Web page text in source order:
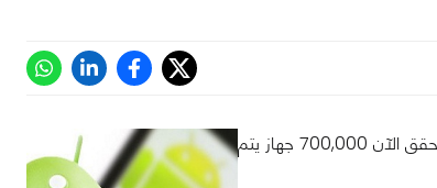
أعلن اليوم رئيس أنظمة الأندرويد من جوجل أن مبيعات أجهزة الأندرويد تستمر في النمو السريع لتحقق الآن 700,000 جهاز يتم